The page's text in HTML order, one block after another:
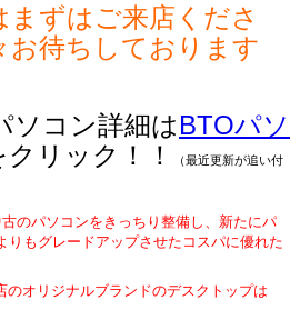
ずはご来店くださ
お待ちしております
ソコン詳細はBTOパソ
リック！！
（最近更新が追い付
のパソコンをきっちり整備し、新たにパ
りもグレードアップさせたコスパに優れた
のオリジナルブランドのデスクトップは